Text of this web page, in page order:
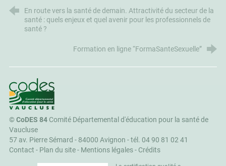
En route vers la santé de demain. Attractivité du secteur de la
santé : quels enjeux et quel avenir pour les professionnels de
santé ?
Formation en ligne “FormaSanteSexuelle”
CoDES 84
©CoDES 84Comité Départemental d'éducation pour la santé de
Vaucluse
57 av. Pierre Sémard - 84000 Avignon -tél. 04 90 81 02 41
Contact - Plan du site- Mentions légales- Crédits